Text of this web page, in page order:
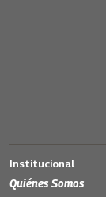
Institucional
Quiénes Somos